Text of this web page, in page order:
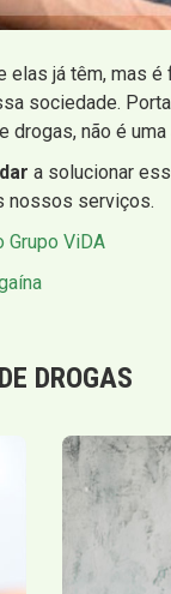
elas já têm, mas
sociedade.
drogas, não é
a solucionar
nossos serviços.
Grupo ViDA
DROGAS